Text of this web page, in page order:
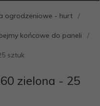
ogrodzeniowe - hurt
końcowe do paneli
sztuk
zielona - 25